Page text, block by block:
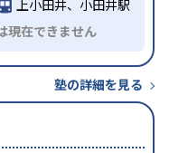
上小田井、小田井駅
現在できません
塾の詳細を見る